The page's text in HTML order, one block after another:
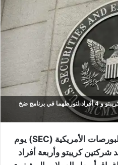
هيئة SEC تفرض رسوم على شركتين كريبتو و 4 أفراد لتورطهما في برنامج ضخ
هيئة الأوراق المالية والبورصات الأمريكية (SEC) يوم
كريبتو وأربعة أفراد